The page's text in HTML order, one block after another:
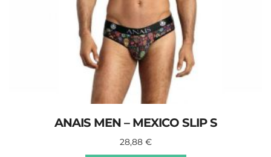
ANAIS MEN – MEXICO SLIP S
28,88 €